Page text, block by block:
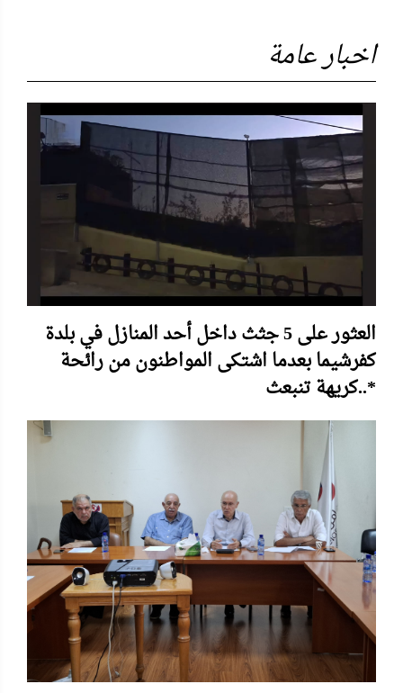
اخبار عامة
العثور على 5 جثث داخل أحد المنازل في بلدة
كفرشيما بعدما اشتكى المواطنون من رائحة
كريهة تنبعث..*